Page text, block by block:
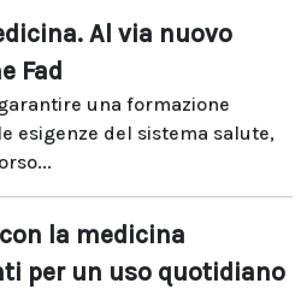
Al via nuovo
Fad
una formazione
esigenze del sistema salute,
la medicina
per un uso quotidiano